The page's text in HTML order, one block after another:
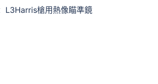
L3Harris槍用熱像瞄準鏡